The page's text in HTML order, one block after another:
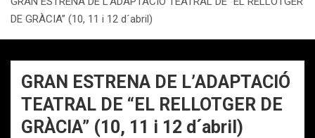
DE GRÀCIA” (10, 11 i 12 d´abril)
GRAN ESTRENA DE L’ADAPTACIÓ
TEATRAL DE “EL RELLOTGER DE
GRÀCIA” (10, 11 i 12 d´abril)